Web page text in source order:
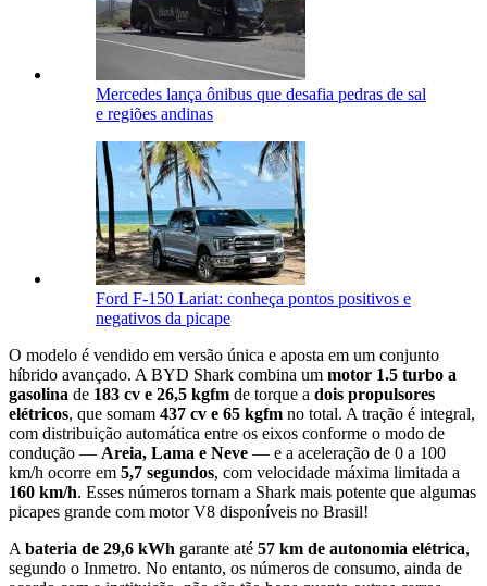
Mercedes lança ônibus que desafia pedras de sal
e regiões andinas
Ford F-150 Lariat: conheça pontos positivos e
negativos da picape
O modelo é vendido em versão única e aposta em um conjunto
híbrido avançado. A BYD Shark combina um motor 1.5 turbo a
gasolina de 183 cv e 26,5 kgfm de torque a dois propulsores
elétricos, que somam 437 cv e 65 kgfm no total. A tração é integral,
com distribuição automática entre os eixos conforme o modo de
condução — Areia, Lama e Neve — e a aceleração de 0 a 100
km/h ocorre em 5,7 segundos, com velocidade máxima limitada a
160 km/h. Esses números tornam a Shark mais potente que algumas
picapes grande com motor V8 disponíveis no Brasil!
A bateria de 29,6 kWh garante até 57 km de autonomia elétrica,
segundo o Inmetro. No entanto, os números de consumo, ainda de